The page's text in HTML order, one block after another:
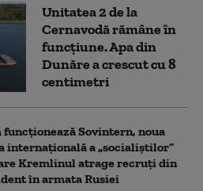
Unitatea 2 de la
Cernavodă rămâne în
funcțiune. Apa din
Dunăre a crescut cu 8
centimetri
funcționează Sovintern, noua
internațională a „socialiștilor”
Kremlinul atrage recruți din
în armata Rusiei